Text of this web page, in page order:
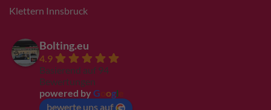
Klettern Innsbruck
Bolting.eu
4.9
Basierend auf 94
Bewertungen
powered by G ogl
bewerte uns auf